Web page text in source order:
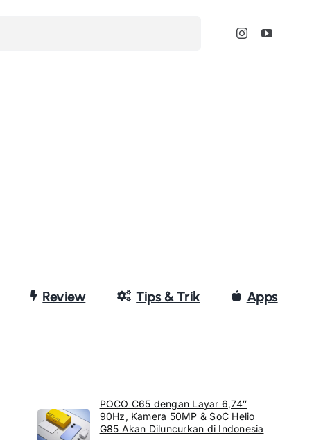
Review Tips & Trik Apps
POCO C65 dengan Layar 6,74″
90Hz, Kamera 50MP & SoC Helio
G85 Akan Diluncurkan di Indonesia